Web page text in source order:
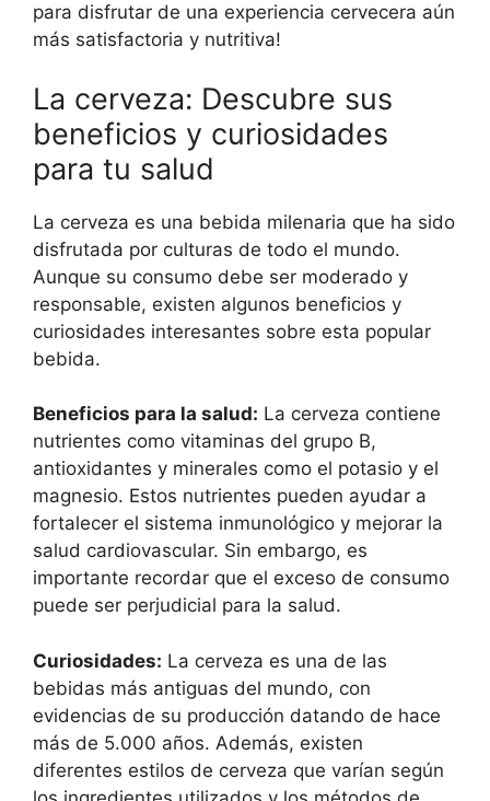
para disfrutar de una experiencia cervecera aún
más satisfactoria y nutritiva!
La cerveza: Descubre sus
beneficios y curiosidades
para tu salud
La cerveza es una bebida milenaria que ha sido
disfrutada por culturas de todo el mundo.
Aunque su consumo debe ser moderado y
responsable, existen algunos beneficios y
curiosidades interesantes sobre esta popular
bebida.
Beneficios para la salud: La cerveza contiene
nutrientes como vitaminas del grupo B,
antioxidantes y minerales como el potasio y el
magnesio. Estos nutrientes pueden ayudar a
fortalecer el sistema inmunológico y mejorar la
salud cardiovascular. Sin embargo, es
importante recordar que el exceso de consumo
puede ser perjudicial para la salud.
Curiosidades: La cerveza es una de las
bebidas más antiguas del mundo, con
evidencias de su producción datando de hace
más de 5.000 años. Además, existen
diferentes estilos de cerveza que varían según